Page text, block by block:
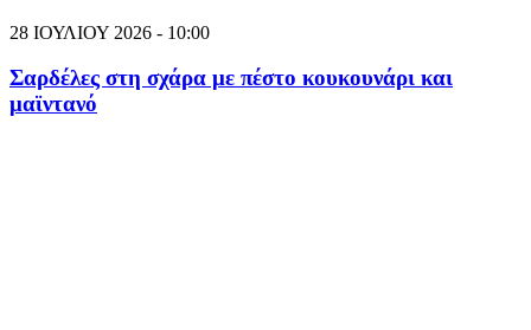
28 ΙΟΥΛΙΟΥ 2026 - 10:00
Σαρδέλες στη σχάρα με πέστο κουκουνάρι και
μαϊντανό